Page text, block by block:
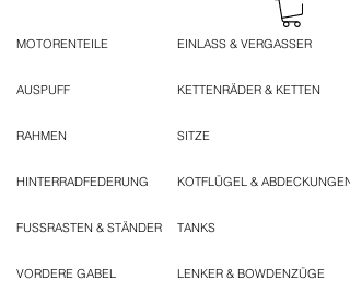
MOTORENTEILE
AUSPUFF
RAHMEN
HINTERRADFEDERUNG
FUSSRASTEN & STÄNDER
VORDERE GABEL
EINLASS & VERGASSER
KETTENRÄDER & KETTEN
SITZE
KOTFLÜGEL & ABDECKUNGEN
TANKS
LENKER & BOWDENZÜGE